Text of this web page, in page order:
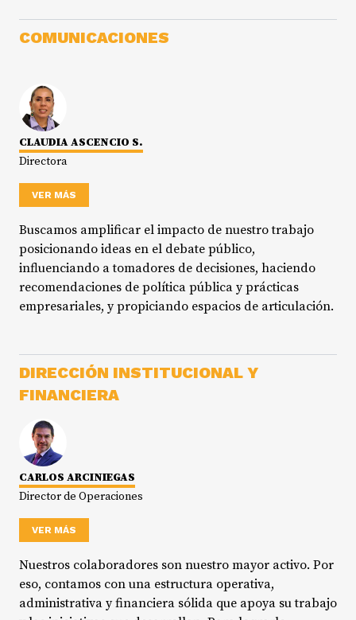
CLAUDIA ASCENCIO S.
Directora
VER MÁS
COMUNICACIONES
Buscamos amplificar el impacto de nuestro trabajo
posicionando ideas en el debate público,
influenciando a tomadores de decisiones, haciendo
recomendaciones de política pública y prácticas
empresariales, y propiciando espacios de articulación.
CARLOS ARCINIEGAS
Director de Operaciones
VER MÁS
DIRECCIÓN INSTITUCIONAL Y
FINANCIERA
Nuestros colaboradores son nuestro mayor activo. Por
eso, contamos con una estructura operativa,
administrativa y financiera sólida que apoya su trabajo